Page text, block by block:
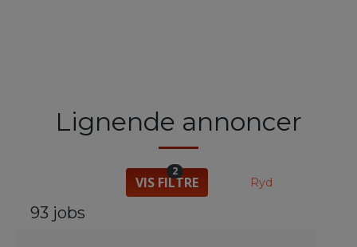
Lignende annoncer
VIS FILTRE
2
Ryd
93 jobs